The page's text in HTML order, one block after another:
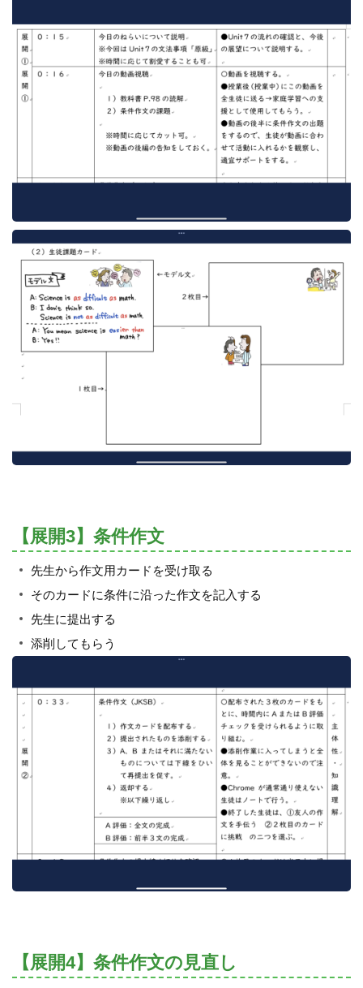
【展開3】条件作文
先生から作文用カードを受け取る
そのカードに条件に沿った作文を記入する
先生に提出する
添削してもらう
【展開4】条件作文の見直し